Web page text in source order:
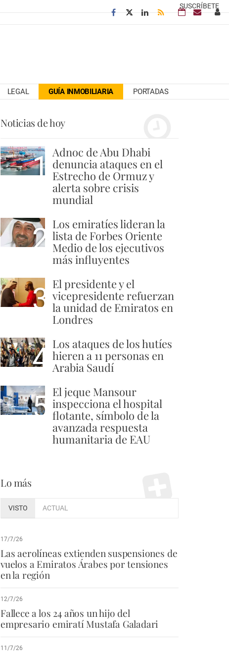
SUSCRÍBETE
LEGAL GUÍA INMOBILIARIA PORTADAS
Noticias de hoy
1 Adnoc de Abu Dhabi
denuncia ataques en el
Estrecho de Ormuz y
alerta sobre crisis
mundial
2 Los emiratíes lideran la
lista de Forbes Oriente
Medio de los ejecutivos
más influyentes
3 El presidente y el
vicepresidente refuerzan
la unidad de Emiratos en
Londres
4 Los ataques de los hutíes
hieren a 11 personas en
Arabia Saudí
5 El jeque Mansour
inspecciona el hospital
flotante, símbolo de la
avanzada respuesta
humanitaria de EAU
Lo más
VISTO ACTUAL
17/7/26
Las aerolíneas extienden suspensiones de
vuelos a Emiratos Árabes por tensiones
en la región
12/7/26
Fallece a los 24 años un hijo del
empresario emiratí Mustafa Galadari
11/7/26